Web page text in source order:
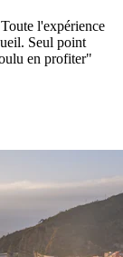
l'expérience
Seul point
en profiter"